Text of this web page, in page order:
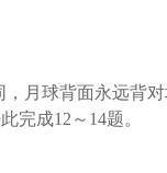
月球背面永远背
完成12～14题。